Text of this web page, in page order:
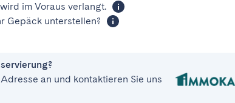
im Voraus verlangt.
Gepäck unterstellen?
an und kontaktieren Sie uns